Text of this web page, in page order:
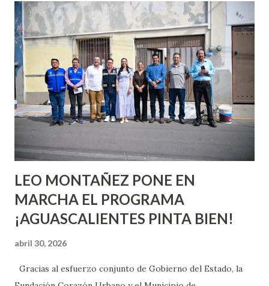
conoces ni la mitad de lo que deberías saber. Pero incluso
quienes ya han tenido relaciones sexuales no son expertos
o expertas en el tema. Siempre hay algo nuevo que
aprender y nuevas experiencias que conocer. Si eres una
chica y aún no has tenido relaciones sexuales, tal vez
pienses que el sexo será increíble y no puedas esperar para
experimentarlo, pero como cualquier persona con
experiencia te dirá, siempre es mejor cuando ambas partes
son suficientemen...
LEO MONTAÑEZ PONE EN
MARCHA EL PROGRAMA
¡AGUASCALIENTES PINTA BIEN!
abril 30, 2026
Gracias al esfuerzo conjunto de Gobierno del Estado, la